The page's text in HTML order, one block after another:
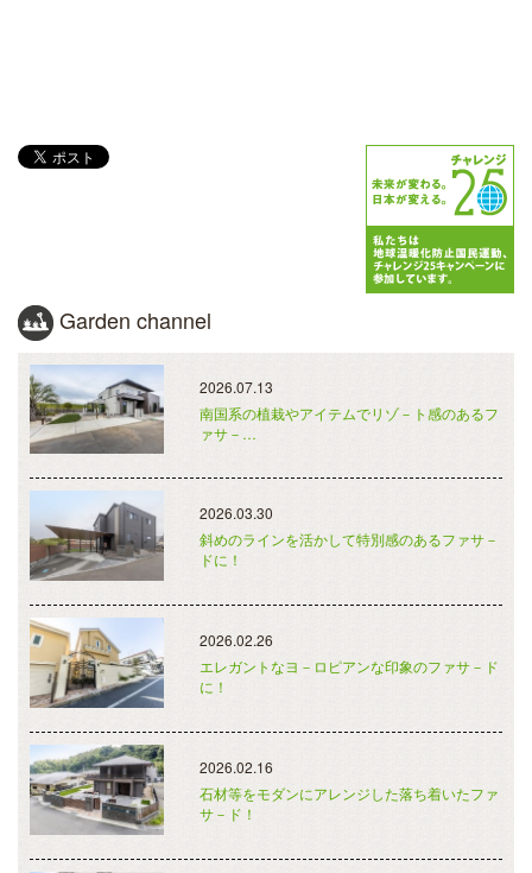
Garden channel
2026.07.13
南国系の植栽やアイテムでリゾ－ト感のあるフ
ァサ－…
2026.03.30
斜めのラインを活かして特別感のあるファサ－
ドに！
2026.02.26
エレガントなヨ－ロピアンな印象のファサ－ド
に！
2026.02.16
石材等をモダンにアレンジした落ち着いたファ
サ－ド！